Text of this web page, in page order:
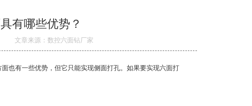
有哪些优势？
文章来源：数控六面钻厂家
有一些优势，但它只能实现侧面打孔。如果要实现六面打